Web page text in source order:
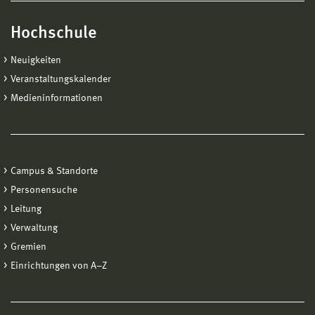
Hochschule
Neuigkeiten
Veranstaltungskalender
Medieninformationen
Campus & Standorte
Personensuche
Leitung
Verwaltung
Gremien
Einrichtungen von A−Z